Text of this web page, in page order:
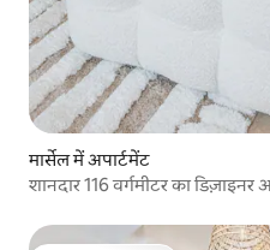
मार्सेल में अपार्टमेंट
शानदार 116 वर्गमीटर का डिज़ाइनर